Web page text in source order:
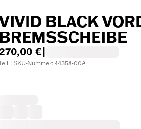
BLACK
€
| SKU-Nummer: 44358-00A